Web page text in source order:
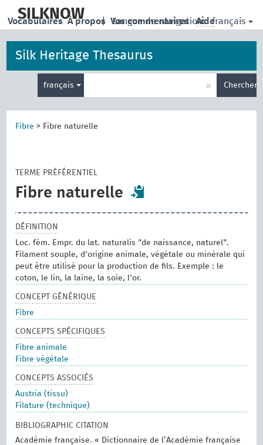
main
SILKNOW | Langue de navigation: français
Vocabulaires À propos Vos commentaires Aide
Silk Heritage Thesaurus
français
de
recherche
× Chercher
Fibre > Fibre naturelle
TERME PRÉFÉRENTIEL
Fibre naturelle
DÉFINITION
Loc. fém. Empr. du lat. naturalis "de naissance, naturel".
Filament souple, d'origine animale, végétale ou minérale qui
peut être utilisé pour la production de fils. Exemple : le
coton, le lin, la laine, la soie, l'or.
CONCEPT GÉNÉRIQUE
Fibre
CONCEPTS SPÉCIFIQUES
Fibre animale
Fibre végétale
CONCEPTS ASSOCIÉS
Austria (tissu)
Filature (technique)
BIBLIOGRAPHIC CITATION
Académie française. « Dictionnaire de l’Académie française